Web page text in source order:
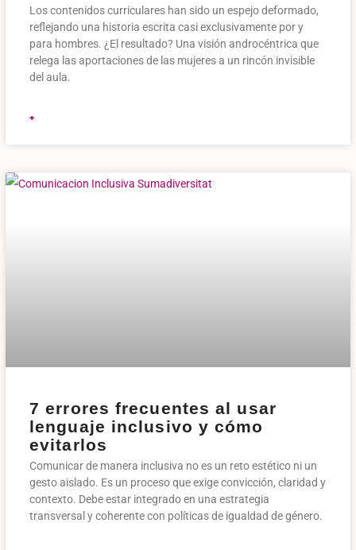
Los contenidos curriculares han sido un espejo deformado,
reflejando una historia escrita casi exclusivamente por y
para hombres. ¿El resultado? Una visión androcéntrica que
relega las aportaciones de las mujeres a un rincón invisible
del aula.
+
7 errores frecuentes al usar
lenguaje inclusivo y cómo
evitarlos
Comunicar de manera inclusiva no es un reto estético ni un
gesto aislado. Es un proceso que exige convicción, claridad y
contexto. Debe estar integrado en una estrategia
transversal y coherente con políticas de igualdad de género.